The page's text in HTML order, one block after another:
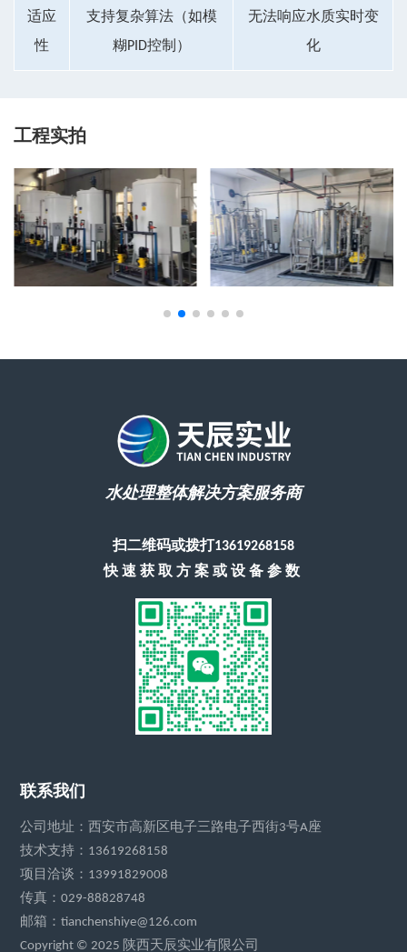
适应
性
支持复杂算法（如模
糊PID控制）
无法响应水质实时变
化
工程实拍
水处理整体解决方案服务商
扫二维码或拨打13619268158
快速获取方案或设备参数
联系我们
公司地址：西安市高新区电子三路电子西街3号A座
技术支持：13619268158
项目洽谈：13991829008
传真：029-88828748
邮箱：tianchenshiye@126.com
Copyright © 2025 陕西天辰实业有限公司